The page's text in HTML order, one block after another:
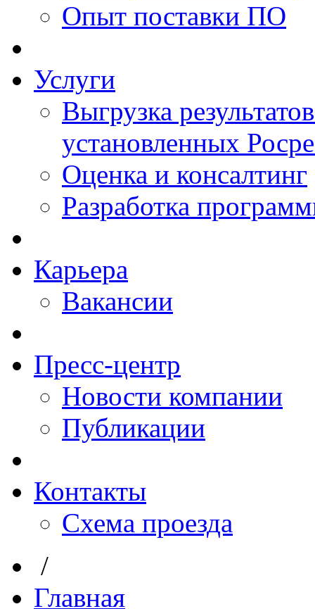
Опыт поставки ПО
Услуги
Выгрузка
установленных
Оценка и консалтинг
Разработка
Карьера
Вакансии
Пресс-центр
Новости компании
Публикации
Контакты
Схема проезда
/
Главная